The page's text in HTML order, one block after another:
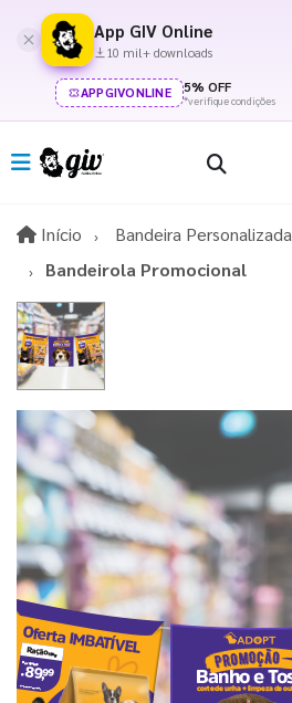
App GIV Online
10 mil+ downloads
APPGIVONLINE 5% OFF
*verifique condições
Início InícioBandeira Personalizada
Bandeirola Promocional